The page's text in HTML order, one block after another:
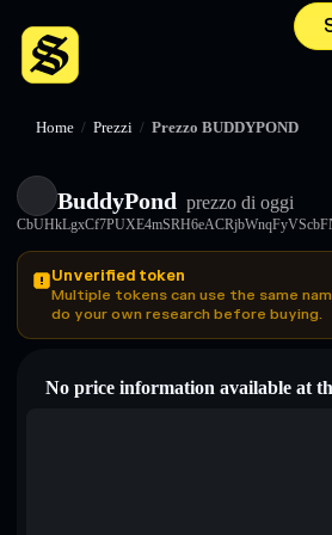
Home / Prezzi / Prezzo BUDDYPOND
BuddyPond prezzo di oggi
Unverified token
Multiple tokens can use the same
do your own research before buying.
No price information available at